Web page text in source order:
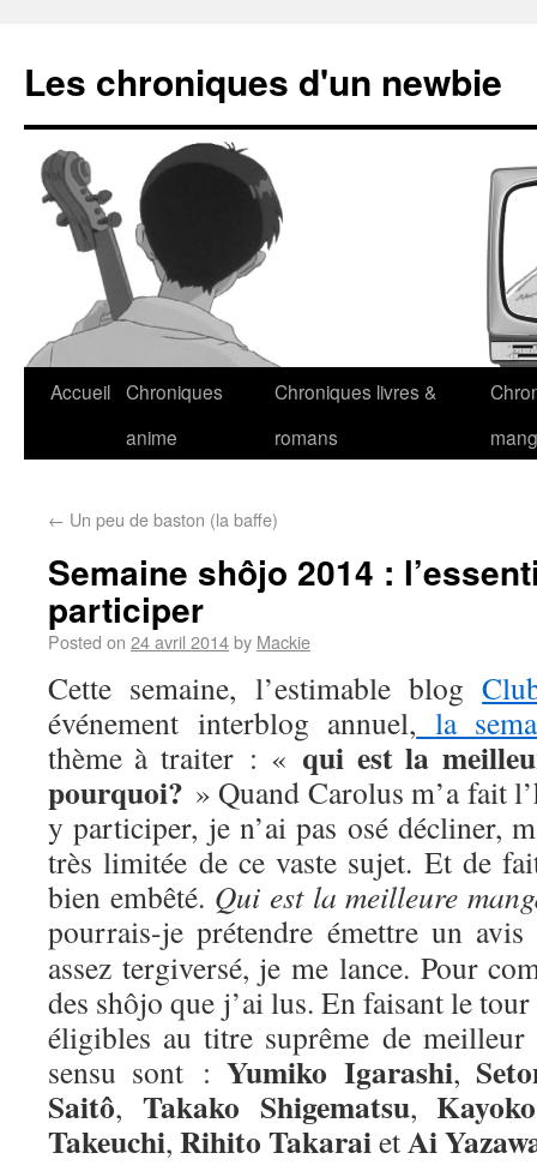
Les chroniques d'un newbie
Accueil Chroniques
anime
Chroniques livres &
romans
← Un peu de baston (la baffe)
Semaine shôjo 2014 :
participer
Posted on 24 avril 2014by Mackie
Cette semaine, l’estimable blog
événement interblog annuel, la
thème à traiter : « qui est la
pourquoi? » Quand Carolus m’a fait
y participer, je n’ai pas osé décliner,
très limitée de ce vaste sujet. Et de
bien embêté. Qui est la meilleure
pourrais-je prétendre émettre un
assez tergiversé, je me lance. Pour
des shôjo que j’ai lus. En faisant le tour
éligibles au titre suprême de
sensu sont :Yumiko Igarashi,
Saitô, Takako Shigematsu,Kayoko
Takeuchi, Rihito TakaraietAi